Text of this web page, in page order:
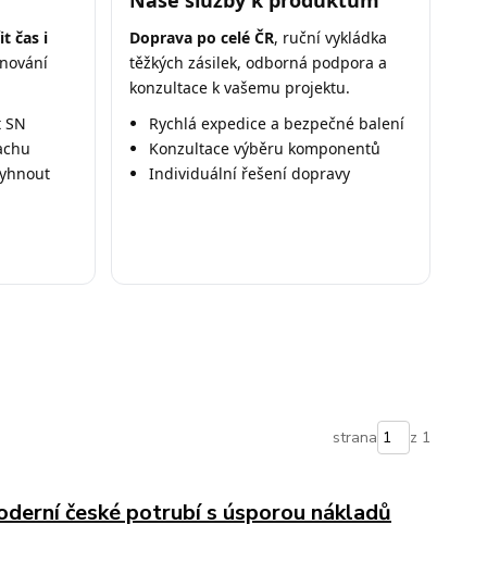
čas i
Doprava po celé ČR, ruční vykládka
těžkých zásilek, odborná podpora a
konzultace k vašemu projektu.
Rychlá expedice a bezpečné balení
Konzultace výběru komponentů
Individuální řešení dopravy
strana z 1
české potrubí s úsporou nákladů